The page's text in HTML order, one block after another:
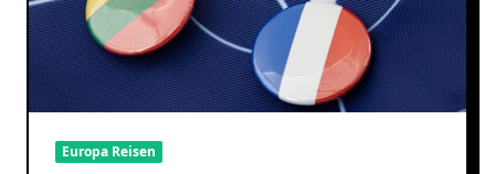
Europa Reisen